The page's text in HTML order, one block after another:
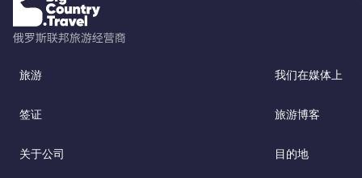
旅游 我们在媒体上
签证 旅游博客
关于公司 目的地